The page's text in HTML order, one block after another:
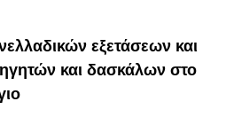
εξετάσεων και
και δασκάλων στο